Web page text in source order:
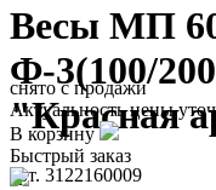
Весы МП
Ф-3(100/
"Красная
арт. 3122160009
снято с продажи
Актуальность цены
В корзину
Быстрый заказ